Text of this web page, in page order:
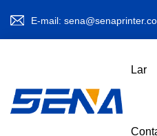
E-mail:
Lar